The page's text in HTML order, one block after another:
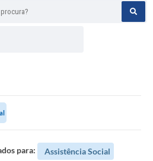
para: Assistência Social